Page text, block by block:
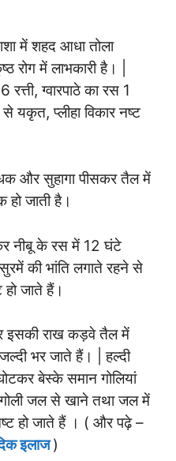
में शहद आधा तोला
रोग में लाभकारी है। |
ग्वारपाठे का रस 1
यकृत, प्लीहा विकार नष्ट
और सुहागा पीसकर तैल में
जाती है।
नीबू के रस में 12 घंटे
की भांति लगाते रहने से
हो जाते हैं।
इसकी राख कड़वे तैल में
भर जाते हैं। | हल्दी
बेस्के समान गोलियां
जल से खाने तथा जल में
हो जाते हैं । ( और पढ़े –
इलाज)